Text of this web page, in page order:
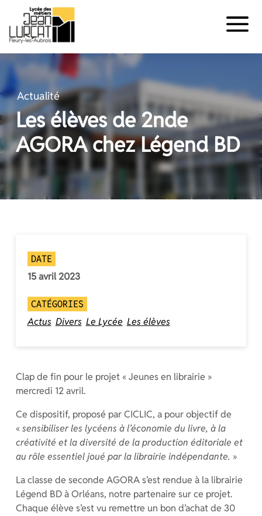
contenu
Actualité
Les élèves de 2nde
AGORA chez Légend BD
DATE
15 avril 2023
CATÉGORIES
Actus Divers Le Lycée Les élèves
Clap de fin pour le projet « Jeunes en librairie »
mercredi 12 avril.
Ce dispositif, proposé par CICLIC, a pour objectif de
«sensibiliser les lycéens à l’économie du livre, à la
créativité et la diversité de la production éditoriale et
au rôle essentiel joué par la librairie indépendante. »
La classe de seconde AGORA s’est rendue à la librairie
Légend BD à Orléans, notre partenaire sur ce projet.
Chaque élève s’est vu remettre un bon d’achat de 30
Panneau de gestion des cookies